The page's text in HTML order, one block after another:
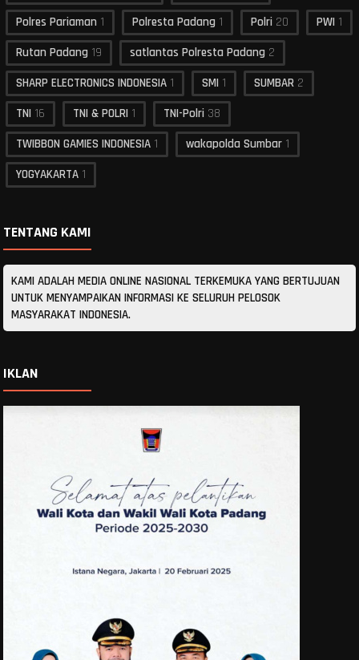
Polres Pariaman 1 Polresta Padang 1 Polri 20 PWI 1
Rutan Padang 19 satlantas Polresta Padang 2
SHARP ELECTRONICS INDONESIA 1 SMI 1 SUMBAR 2
TNI 16 TNI & POLRI 1 TNI-Polri 38
TWIBBON GAMIES INDONESIA 1 wakapolda Sumbar 1
YOGYAKARTA 1
TENTANG KAMI
KAMI ADALAH MEDIA ONLINE NASIONAL TERKEMUKA YANG BERTUJUAN
UNTUK MENYAMPAIKAN INFORMASI KE SELURUH PELOSOK
MASYARAKAT INDONESIA.
IKLAN